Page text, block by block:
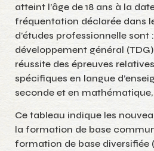
atteint l’âge de 18 ans à la
fréquentation déclarée dans
d’études professionnelle sont
développement général
réussite des épreuves
spécifiques en langue
seconde et en mathématique,
Ce tableau indique les
la formation de base
formation de base diversifiée